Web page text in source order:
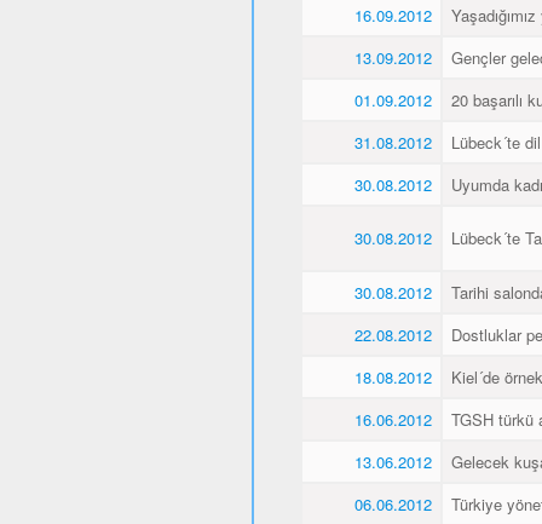
16.09.2012
13.09.2012
Gençler
01.09.2012
20 başarılı
31.08.2012
Lübeck´te
30.08.2012
Uyumda
30.08.2012 Lübeck´te
30.08.2012
Tarihi
22.08.2012
Dostluklar
18.08.2012
Kiel´de
16.06.2012
TGSH türkü
13.06.2012
Gelecek
06.06.2012
Türkiye